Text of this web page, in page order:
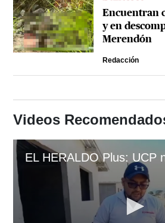
Encuentran
y en
Merendón
Redacción
Videos